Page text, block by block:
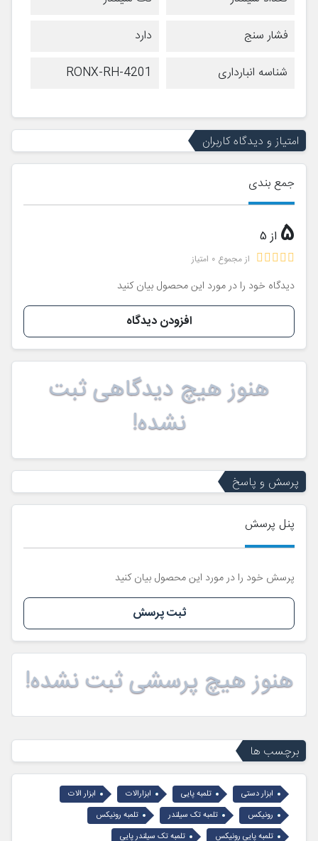
فشار سنج
دارد
شناسه انبارداری
RONX-RH-4201
امتیاز و دیدگاه کاربران
جمع بندی
5 از 5
از مجموع 0 امتیاز
دیدگاه خود را در مورد این محصول بیان کنید
افزودن دیدگاه
هنوز هیچ دیدگاهی ثبت
نشده!
پرسش و پاسخ
پنل پرسش
پرسش خود را در مورد این محصول بیان کنید
ثبت پرسش
هنوز هیچ پرسشی ثبت نشده!
برچسب ها
ابزار دستی تلمبه پایی ابزارالات
ابزار الات
رونیکس
تلمبه تک سیلندر
تلمبه رونیکس
تلمبه پایی رونیکس
تلمبه تک سیلندر پایی